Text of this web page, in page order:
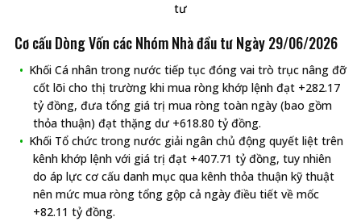
tư
Cơ cấu Dòng Vốn các Nhóm Nhà đầu tư Ngày 29/06/2026
Khối Cá nhân trong nước tiếp tục đóng vai trò trục nâng đỡ
cốt lõi cho thị trường khi mua ròng khớp lệnh đạt +282.17
tỷ đồng, đưa tổng giá trị mua ròng toàn ngày (bao gồm
thỏa thuận) đạt thặng dư +618.80 tỷ đồng.
Khối Tổ chức trong nước giải ngân chủ động quyết liệt trên
kênh khớp lệnh với giá trị đạt +407.71 tỷ đồng, tuy nhiên
do áp lực cơ cấu danh mục qua kênh thỏa thuận kỹ thuật
nên mức mua ròng tổng gộp cả ngày điều tiết về mốc
+82.11 tỷ đồng.